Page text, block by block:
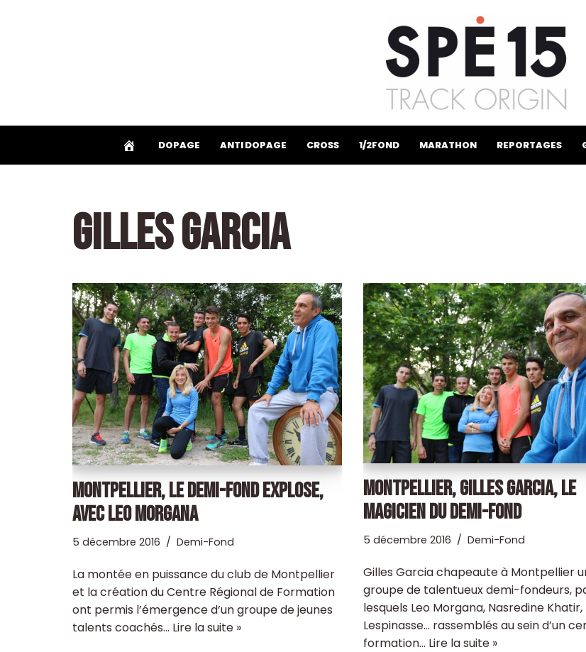
DOPAGE ANTI DOPAGE CROSS 1/2FOND MARATHON REPORTAGES
GILLES GARCIA
MONTPELLIER, LE DEMI-FOND EXPLOSE,
AVEC LEO MORGANA
5 décembre 2016 Demi-Fond
La montée en puissance du club de Montpellier
et la création du Centre Régional de Formation
ont permis l’émergence d’un groupe de jeunes
talents coachés… Lire la suite »
MONTPELLIER, GILLES GARCIA, LE
MAGICIEN DU DEMI-FOND
5 décembre 2016 Demi-Fond
Gilles Garcia chapeaute à Montpellier
groupe de talentueux demi-fondeurs,
lesquels Leo Morgana, Nasredine Khatir,
Lespinasse… rassemblés au sein d’un
formation… Lire la suite »